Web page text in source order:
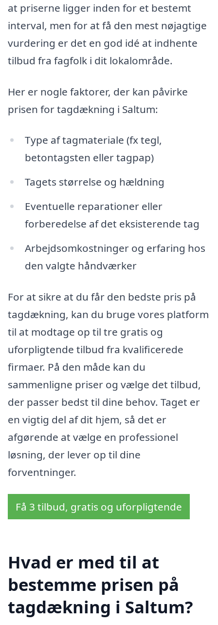
at priserne ligger inden for et bestemt
interval, men for at få den mest nøjagtige
vurdering er det en god idé at indhente
tilbud fra fagfolk i dit lokalområde.
Her er nogle faktorer, der kan påvirke
prisen for tagdækning i Saltum:
Type af tagmateriale (fx tegl,
betontagsten eller tagpap)
Tagets størrelse og hældning
Eventuelle reparationer eller
forberedelse af det eksisterende tag
Arbejdsomkostninger og erfaring hos
den valgte håndværker
For at sikre at du får den bedste pris på
tagdækning, kan du bruge vores platform
til at modtage op til tre gratis og
uforpligtende tilbud fra kvalificerede
firmaer. På den måde kan du
sammenligne priser og vælge det tilbud,
der passer bedst til dine behov. Taget er
en vigtig del af dit hjem, så det er
afgørende at vælge en professionel
løsning, der lever op til dine
forventninger.
Få 3 tilbud, gratis og uforpligtende
Hvad er med til at
bestemme prisen på
tagdækning i Saltum?